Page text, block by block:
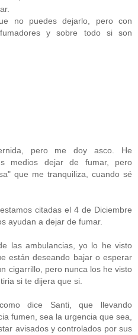
no puedes dejarlo, pero con
y sobre todo si son
pero me doy asco. He
medios dejar de fumar, pero
que me tranquiliza, cuando sé
citadas el 4 de Diciembre
ayudan a dejar de fumar.
las ambulancias, yo lo he visto
están deseando bajar o esperar
cigarrillo, pero nunca los he visto
si te dijera que si.
dice Santi, que llevando
fumen, sea la urgencia que sea,
avisados y controlados por sus